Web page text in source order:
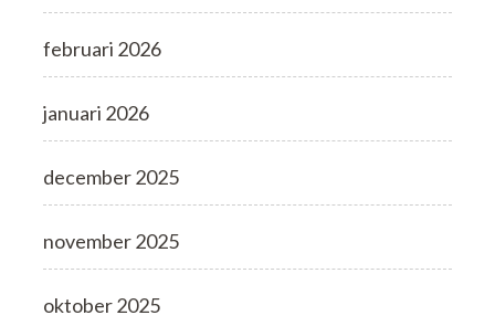
februari 2026
januari 2026
december 2025
november 2025
oktober 2025